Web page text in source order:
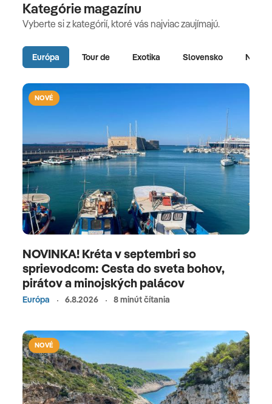
Kategórie magazínu
Vyberte si z kategórií, ktoré vás najviac zaujímajú.
Európa Tour de Exotika Slovensko Naj vo
NOVÉ
NOVINKA! Kréta v septembri so
sprievodcom: Cesta do sveta bohov,
pirátov a minojských palácov
Európa 6.8.2026 8 minút čítania
NOVÉ